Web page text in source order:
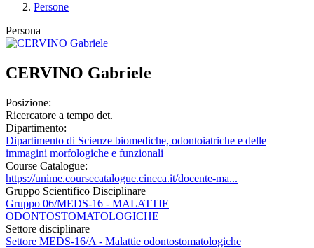
Persone
Persona
CERVINO Gabriele
Posizione:
Ricercatore a tempo det.
Dipartimento:
Dipartimento di Scienze biomediche, odontoiatriche e delle
immagini morfologiche e funzionali
Course Catalogue:
https://unime.coursecatalogue.cineca.it/docente-ma...
Gruppo Scientifico Disciplinare
Gruppo 06/MEDS-16 - MALATTIE
ODONTOSTOMATOLOGICHE
Settore disciplinare
Settore MEDS-16/A - Malattie odontostomatologiche